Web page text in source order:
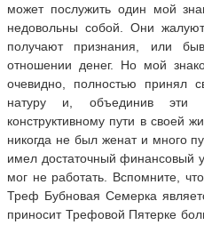
может послужить один мой
недовольны собой. Они
получают признания, или
отношении денег. Но мой
очевидно, полностью принял
натуру и, объединив эти
конструктивному пути в своей
никогда не был женат и много
имел достаточный финансовый
мог не работать. Вспомните,
Треф Бубновая Семерка
приносит Трефовой Пятерке